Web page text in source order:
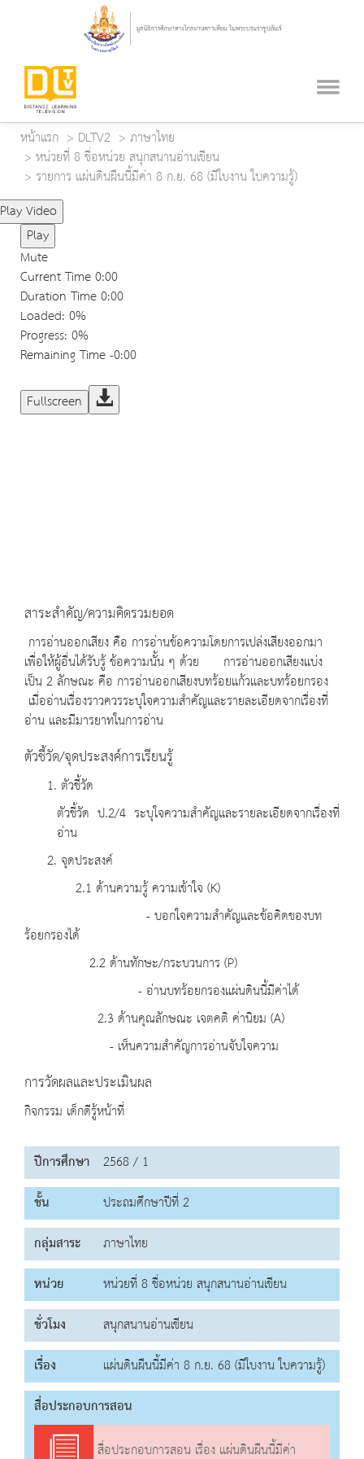
หน้าแรก DLTV2
ภาษาไทย
หน่วยที่ 8 ชื่อหน่วย สนุกสนานอ่านเขียน
รายการ แผ่นดินผืนนี้มีค่า 8 ก.ย. 68 (มีใบงาน ใบความรู้)
Play Video
Play
Mute
Current Time0:00
Duration Time0:00
Loaded: 0%
Progress: 0%
Remaining Time-0:00
Fullscreen
สาระสำคัญ/ความคิดรวมยอด
การอ่านออกเสียง คือ การอ่านข้อความโดยการเปล่งเสียงออกมา
เพื่อให้ผู้อื่นได้รับรู้ ข้อความนั้น ๆ ด้วย การอ่านออกเสียงแบ่ง
เป็น 2 ลักษณะ คือ การอ่านออกเสียงบทร้อยแก้วและบทร้อยกรอง
เมื่ออ่านเรื่องราวควรระบุใจความสำคัญและรายละเอียดจากเรื่องที่
อ่าน และมีมารยาทในการอ่าน
ตัวชี้วัด/จุดประสงค์การเรียนรู้
1. ตัวชี้วัด
ตัวชี้วัด ป.2/4 ระบุใจความสำคัญและรายละเอียดจากเรื่องที่
อ่าน
2. จุดประสงค์
2.1 ด้านความรู้ ความเข้าใจ (K)
- บอกใจความสำคัญและข้อคิดของบท
ร้อยกรองได้
2.2 ด้านทักษะ/กระบวนการ (P)
- อ่านบทร้อยกรองแผ่นดินนี้มีค่าได้
2.3 ด้านคุณลักษณะ เจตคติ ค่านิยม (A)
- เห็นความสำคัญการอ่านจับใจความ
การวัดผลและประเมินผล
กิจกรรม เด็กดีรู้หน้าที่
ปีการศึกษา 2568 / 1
ชั้น
ประถมศึกษาปีที่ 2
กลุ่มสาระ
ภาษาไทย
หน่วย
หน่วยที่ 8 ชื่อหน่วย สนุกสนานอ่านเขียน
ชั่วโมง
สนุกสนานอ่านเขียน
เรื่อง
แผ่นดินผืนนี้มีค่า 8 ก.ย. 68 (มีใบงาน ใบความรู้)
สื่อประกอบการสอน
สื่อประกอบการสอน เรื่อง แผ่นดินผืนนี้มีค่า